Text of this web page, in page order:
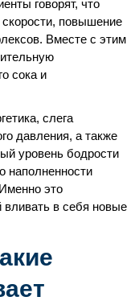
говорят, что
повышение
Вместе с этим
сока и
слега
давления, а также
уровень бодрости
наполненности
это
в себя новые